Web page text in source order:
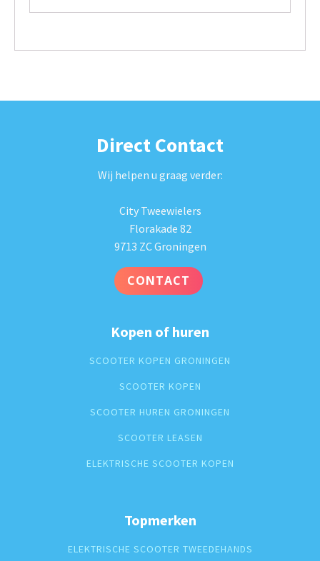
Direct Contact
Wij helpen u graag verder:
City Tweewielers
Florakade 82
9713 ZC Groningen
CONTACT
Kopen of huren
SCOOTER KOPEN GRONINGEN
SCOOTER KOPEN
SCOOTER HUREN GRONINGEN
SCOOTER LEASEN
ELEKTRISCHE SCOOTER KOPEN
Topmerken
ELEKTRISCHE SCOOTER TWEEDEHANDS